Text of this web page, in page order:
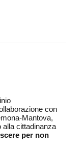
con
Mantova,
alla cittadinanza
per non